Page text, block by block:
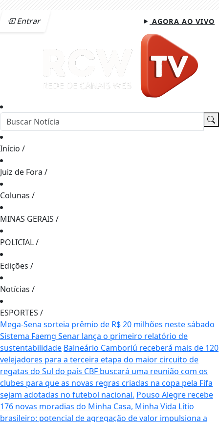
Entrar AGORA AO VIVO
Início /
Juiz de Fora /
Colunas /
MINAS GERAIS /
POLICIAL/
Edições /
Notícias /
ESPORTES /
Mega-Sena sorteia prêmio de R$ 20 milhões neste sábado
Sistema Faemg Senar lança o primeiro relatório de
sustentabilidade Balneário Camboriú receberá mais de 120
velejadores para a terceira etapa do maior circuito de
regatas do Sul do país CBF buscará uma reunião com os
clubes para que as novas regras criadas na copa pela Fifa
sejam adotadas no futebol nacional. Pouso Alegre recebe
176 novas moradias do Minha Casa, Minha Vida Lítio
brasileiro: potencial de agregação de valor impulsiona a